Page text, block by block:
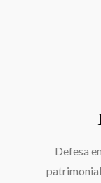
Defesa